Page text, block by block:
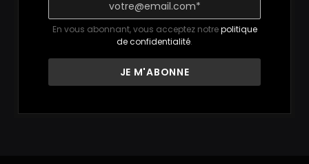
En vous abonnant, vous acceptez notrepolitique
de confidentialité.